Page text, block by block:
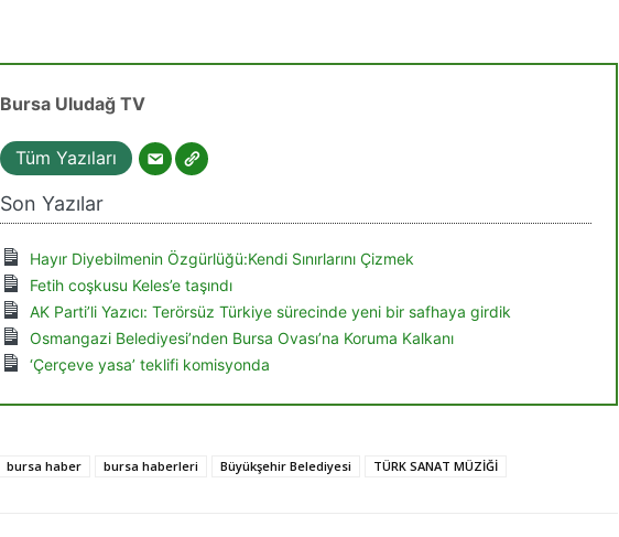
Bursa Uludağ TV
Tüm Yazıları
Son Yazılar
Hayır Diyebilmenin Özgürlüğü:Kendi Sınırlarını Çizmek
Fetih coşkusu Keles’e taşındı
AK Parti’li Yazıcı: Terörsüz Türkiye sürecinde yeni bir safhaya girdik
Osmangazi Belediyesi’nden Bursa Ovası’na Koruma Kalkanı
‘Çerçeve yasa’ teklifi komisyonda
bursa haber bursa haberleri Büyükşehir Belediyesi
TÜRK SANAT MÜZİĞİ